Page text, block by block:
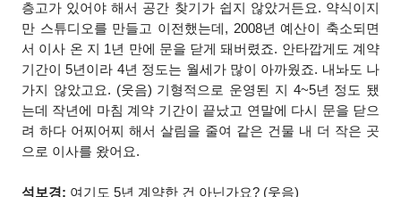
층고가 있어야 해서 공간 찾기가 쉽지 않았거든요. 약식이지
만 스튜디오를 만들고 이전했는데, 2008년 예산이 축소되면
서 이사 온 지 1년 만에 문을 닫게 돼버렸죠. 안타깝게도 계약
기간이 5년이라 4년 정도는 월세가 많이 아까웠죠. 내놔도 나
가지 않았고요. (웃음) 기형적으로 운영된 지 4~5년 정도 됐
는데 작년에 마침 계약 기간이 끝났고 연말에 다시 문을 닫으
려 하다 어찌어찌 해서 살림을 줄여 같은 건물 내 더 작은 곳
으로 이사를 왔어요.
석보경: 여기도 5년 계약한 건 아닌가요? (웃음)